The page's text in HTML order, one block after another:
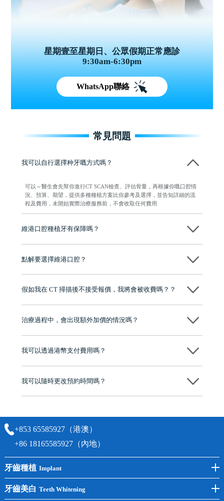
星期壹至星期日、公眾假期正常應診
9:30am-6:30pm
WhatsApp聯絡
常見問題
我可以自行選擇种牙嘅方式嗎？
可以～醫生會先幫你進行CT SCAN檢查、評估骨量，再根據你嘅口腔情
況、預算、期望，提供多種種植方案比你參考及選擇，並告知詳細的流
程及費用，未開始實際治療服務前，不會收取任何費用
維港口腔種植牙有保障嗎？
保養指導同維護服務，確保種完之後穩定、耐用又安心。
點解要選擇維港口腔？
維港口腔踐行「醫道濟世」的大學校訓，各分院匯聚來自香港、內地的
牌」、「2025香港企業領袖品牌」，是諾貝爾種植系統全球放心植牙中
至今已服務超過三十個國家和地區的顧客，受到粵港澳大灣區及周邊城
市市民極高的口碑評價及信任推薦 珠海、深圳設有八大分院，香港亦設
有咨詢及服務保障中心，有任何問題都可以隨時預約免費咨詢，讓人十
假如我在 CT 掃描後不接受報價，我將會被收費嗎？？
治療過程中，會出現額外加價的情況嗎？
我可以透過港幣支付費用嗎？
我可以隨時更改預約時間嗎？
可以，請盡早通過wechat或whatsapp聯絡我們，告知我們你原本預約的
+853 65585927（港澳）
+86 18165585927（內地）
牙齒種植 Implant
前牙種植
牙齒美白 Teeth Whitening